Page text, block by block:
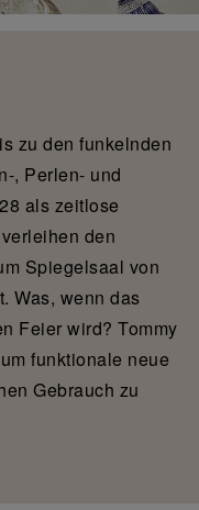
zu den funkelnden
, Perlen- und
als zeitlose
den
Spiegelsaal von
Was, wenn das
Feier wird? Tommy
funktionale neue
Gebrauch zu